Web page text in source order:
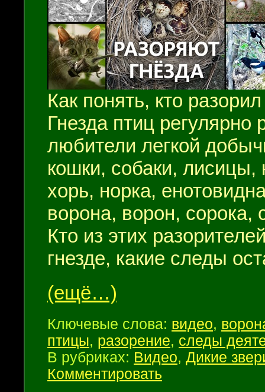
Как понять, кто
Гнезда птиц
любители легкой
кошки, собаки, лисицы,
хорь, норка,
ворона, ворон, сорока,
Кто из этих
гнезде, какие следы
(ещё…)
Ключевые слова: видео,
птицы, разорение, следы
В рубриках: Видео, Дикие
Комментировать